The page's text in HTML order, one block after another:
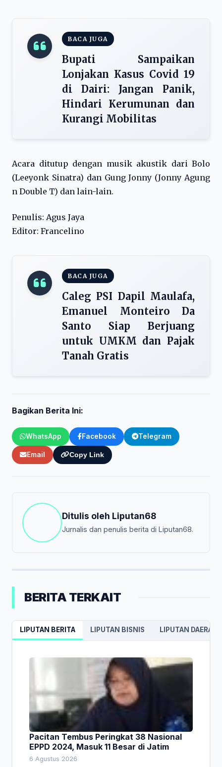
BACA JUGA
Bupati Sampaikan
Lonjakan Kasus Covid 19
di Dairi: Jangan Panik,
Hindari Kerumunan dan
Kurangi Mobilitas
Acara ditutup dengan musik akustik dari Bolo
(Leeyonk Sinatra) dan Gung Jonny (Jonny Agung
n Double T) dan lain-lain.
Penulis: Agus Jaya
Editor: Francelino
BACA JUGA
Caleg PSI Dapil Maulafa,
Emanuel Monteiro Da
Santo Siap Berjuang
untuk UMKM dan Pajak
Tanah Gratis
Bagikan Berita Ini:
WhatsApp Facebook Telegram
Email Copy Link
Ditulis oleh Liputan68
Jurnalis dan penulis berita di Liputan68.
BERITA TERKAIT
LIPUTAN BERITA LIPUTAN BISNIS LIPUTAN DAERAH
Pacitan Tembus Peringkat 38 Nasional
EPPD 2024, Masuk 11 Besar di Jatim
6 Agustus 2026